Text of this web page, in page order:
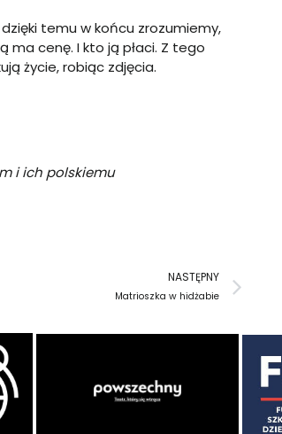
temu w końcu zrozumiemy,
ma cenę. I kto ją płaci. Z tego
życie, robiąc zdjęcia.
i ich polskiemu
NASTĘPNY
Matrioszka w hidżabie